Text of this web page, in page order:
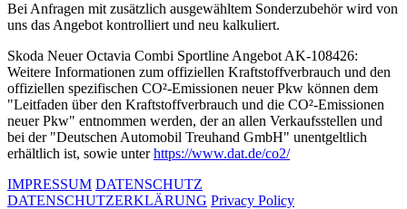
Bei Anfragen mit zusätzlich ausgewähltem Sonderzubehör wird von
uns das Angebot kontrolliert und neu kalkuliert.
Skoda Neuer Octavia Combi Sportline Angebot AK-108426:
Weitere Informationen zum offiziellen Kraftstoffverbrauch und den
offiziellen spezifischen CO²-Emissionen neuer Pkw können dem
"Leitfaden über den Kraftstoffverbrauch und die CO²-Emissionen
neuer Pkw" entnommen werden, der an allen Verkaufsstellen und
bei der "Deutschen Automobil Treuhand GmbH" unentgeltlich
erhältlich ist, sowie unterhttps://www.dat.de/co2/
IMPRESSUM DATENSCHUTZ
DATENSCHUTZERKLÄRUNG Privacy Policy